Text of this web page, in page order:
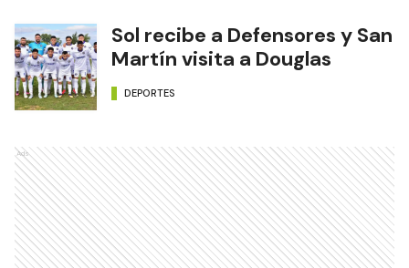
Sol recibe a Defensores y San
Martín visita a Douglas
DEPORTES
Ads